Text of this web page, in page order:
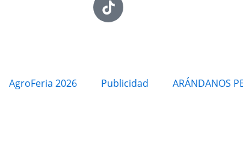
AgroFeria 2026 Publicidad ARÁNDANOS